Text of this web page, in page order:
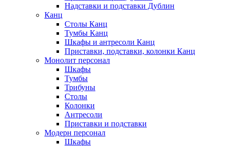
Надставки и подставки Дублин
Канц
Столы Канц
Тумбы Канц
Шкафы и антресоли Канц
Приставки, подставки, колонки Канц
Монолит персонал
Шкафы
Тумбы
Трибуны
Столы
Колонки
Антресоли
Приставки и подставки
Модерн персонал
Шкафы